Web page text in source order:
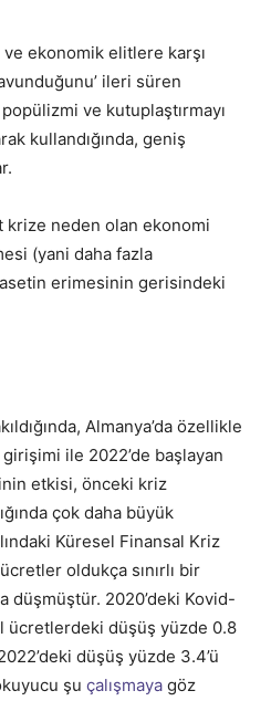
ve ekonomik elitlere karşı
ileri süren
ve kutuplaştırmayı
kullandığında, geniş
krize neden olan ekonomi
(yani daha fazla
erimesinin gerisindeki
Almanya’da özellikle
girişimi ile 2022’de başlayan
etkisi, önceki kriz
çok daha büyük
Küresel Finansal Kriz
oldukça sınırlı bir
düşmüştür. 2020’deki Kovid-
ücretlerdeki düşüş yüzde 0.8
düşüş yüzde 3.4’ü
şu çalışmaya göz